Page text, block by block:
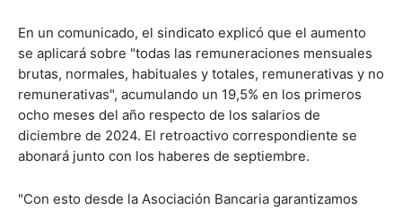
En un comunicado, el sindicato explicó que el aumento
se aplicará sobre "todas las remuneraciones mensuales
brutas, normales, habituales y totales, remunerativas y no
remunerativas", acumulando un 19,5% en los primeros
ocho meses del año respecto de los salarios de
diciembre de 2024. El retroactivo correspondiente se
abonará junto con los haberes de septiembre.
"Con esto desde la Asociación Bancaria garantizamos